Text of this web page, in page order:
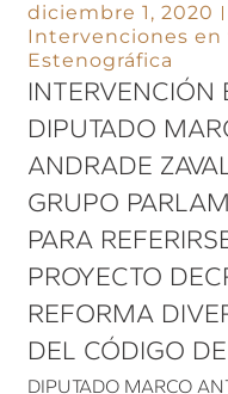
diciembre 1, 2020
Intervenciones en
Estenográfica
INTERVENCIÓN
DIPUTADO
ANDRADE
GRUPO
PARA
PROYECTO
REFORMA
DEL CÓDIGO
DIPUTADO MARCO